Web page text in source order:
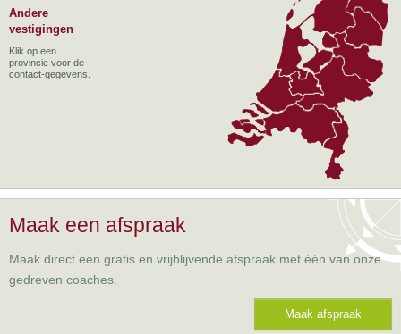
Andere
vestigingen
Klik op een
provincie voor de
contact-gegevens.
Maak een afspraak
Maak direct een gratis en vrijblijvende afspraak met één van onze
gedreven coaches.
Maak afspraak